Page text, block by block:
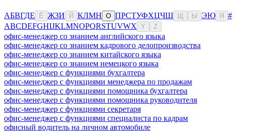
АБВГДЕ Ё ЖЗИ Й КЛМН О ПРСТУФХЦЧШ Ы ЭЮ Я
#
ABCDEFGHIJKLMNOPQRSTUVWX Y Z
офис-менеджер со знанием английского языка
офис-менеджер со знанием кадрового делопроизводства
офис-менеджер со знанием китайского языка
офис-менеджер со знанием немецкого языка
офис-менеджер с функциями бухгалтера
офис-менеджер с функциями менеджера по продажам
офис-менеджер с функциями помощника бухгалтера
офис-менеджер с функциями помощника руководителя
офис-менеджер с функциями секретаря
офис-менеджер с функциями специалиста по кадрам
офисный водитель на личном автомобиле